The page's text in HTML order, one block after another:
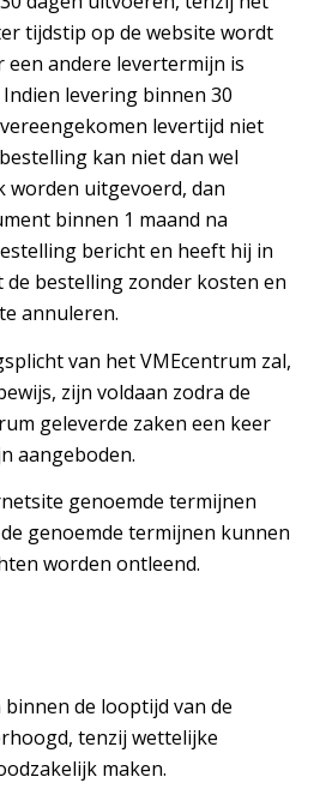
tijdstip op de website wordt
een andere levertermijn is
levering binnen 30
levertijd niet
kan niet dan wel
worden uitgevoerd, dan
binnen 1 maand na
bericht en heeft hij in
de bestelling zonder kosten en
annuleren.
van het VMEcentrum zal,
zijn voldaan zodra de
geleverde zaken een keer
aangeboden.
genoemde termijnen
genoemde termijnen kunnen
worden ontleend.
de looptijd van de
tenzij wettelijke
maken.